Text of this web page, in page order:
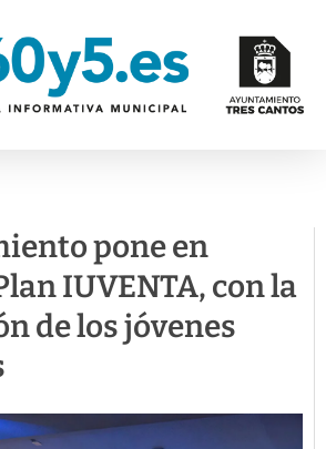
pone en
IUVENTA, con la
de los jóvenes